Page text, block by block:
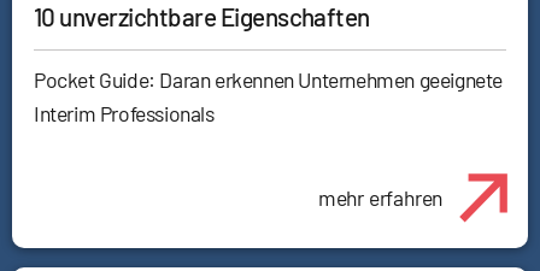
10 unverzichtbare Eigenschaften
Pocket Guide: Daran erkennen Unternehmen geeignete
Interim Professionals
mehr erfahren